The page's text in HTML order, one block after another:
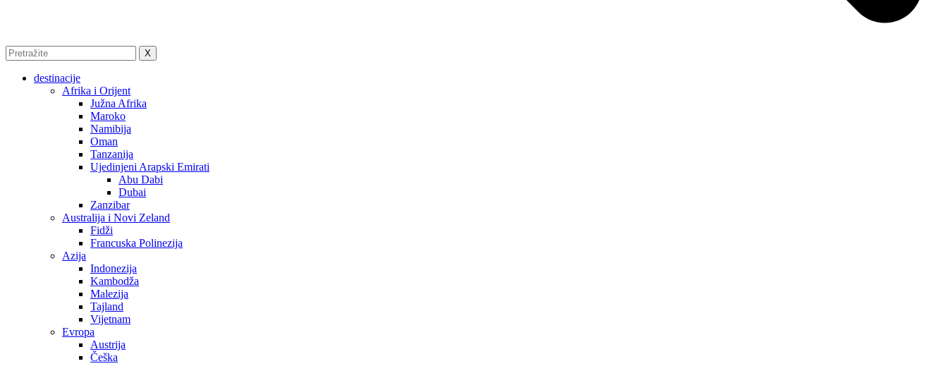
X
destinacije
Afrika i Orijent
Južna Afrika
Maroko
Namibija
Oman
Tanzanija
Ujedinjeni Arapski Emirati
Abu Dabi
Dubai
Zanzibar
Australija i Novi Zeland
Fidži
Francuska Polinezija
Azija
Indonezija
Kambodža
Malezija
Tajland
Vijetnam
Evropa
Austrija
Češka